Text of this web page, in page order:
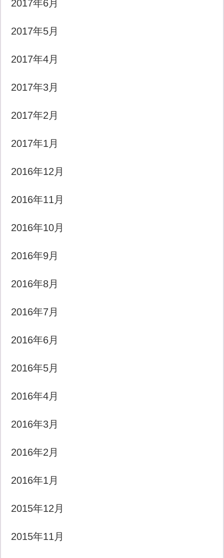
2017年6月
2017年5月
2017年4月
2017年3月
2017年2月
2017年1月
2016年12月
2016年11月
2016年10月
2016年9月
2016年8月
2016年7月
2016年6月
2016年5月
2016年4月
2016年3月
2016年2月
2016年1月
2015年12月
2015年11月